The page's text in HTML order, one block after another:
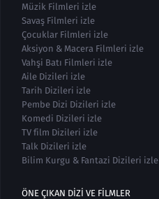
Müzik Filmleri izle
Savaş Filmleri izle
Çocuklar Filmleri izle
Aksiyon & Macera Filmleri izle
Vahşi Batı Filmleri izle
Aile Dizileri izle
Tarih Dizileri izle
Pembe Dizi Dizileri izle
Komedi Dizileri izle
TV film Dizileri izle
Talk Dizileri izle
Bilim Kurgu & Fantazi Dizileri izle
ÖNE ÇIKAN DIZI VE FILMLER